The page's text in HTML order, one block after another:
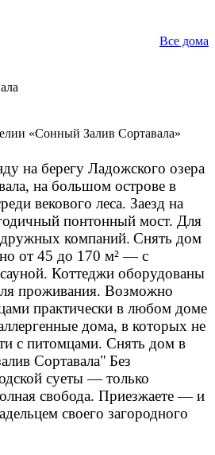
Все дома
«Сонный Залив Сортавала»
на берегу Ладожского озера
на большом острове в
векового леса. Заезд на
понтонный мост. Для
компаний. Снять дом
от 45 до 170 м² — с
Коттеджи оборудованы
проживания. Возможно
практически в любом доме
дома, в которых не
с питомцами. Снять дом в
Сортавала" Без
суеты — только
свобода. Приезжаете — и
своего загородного